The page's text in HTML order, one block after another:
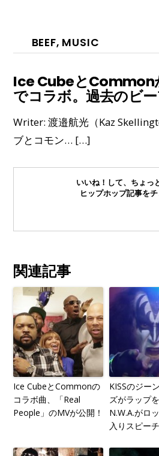
BEEF, MUSIC
Ice CubeとCommon
でコラボ。過去のビ
Writer: 渡邉航光（Kaz
ブとコモン… […]
いいね！して、ちょっ
ヒップホップ記事をチ
関連記事
Ice CubeとCommonの
コラボ曲、「Real
People」のMVが公開！
KISSのジー
ズがラップを
N.W.A.がロ
入りスピー